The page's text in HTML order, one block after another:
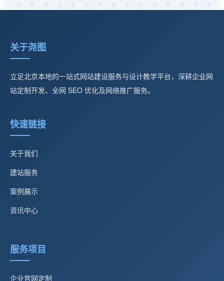
关于尧图
立足北京本地的一站式网站建设服务与设计教学平台，深耕企业网
站定制开发、全网 SEO 优化及网络推广服务。
快速链接
关于我们
建站服务
案例展示
资讯中心
服务项目
企业官网定制